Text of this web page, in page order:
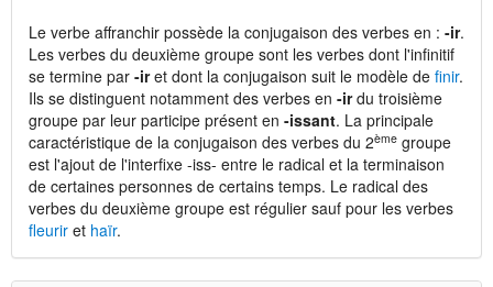
Le verbe affranchir possède la conjugaison des verbes en : -ir.
Les verbes du deuxième groupe sont les verbes dont l'infinitif
se termine par -iret dont la conjugaison suit le modèle de finir.
Ils se distinguent notamment des verbes en -irdu troisième
groupe par leur participe présent en -issant. La principale
caractéristique de la conjugaison des verbes du 2ème groupe
est l'ajout de l'interfixe -iss- entre le radical et la terminaison
de certaines personnes de certains temps. Le radical des
verbes du deuxième groupe est régulier sauf pour les verbes
fleurir et haïr.